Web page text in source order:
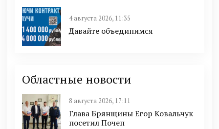
4 августа 2026, 11:35
Давайте объединимся
Областные новости
8 августа 2026, 17:11
Глава Брянщины Егор Ковальчук
посетил Почеп